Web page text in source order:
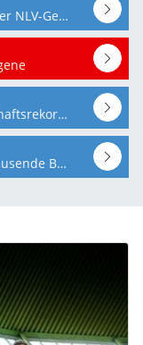
Ein Abschied und neue Gesichter in der NLV-Geschäftsstelle
Jean Paul Bredau kratzt am Meisterschaftsrekord und Kira Wittmann springt 14,14m
FINALS 2026: Stabhochsprung lockt Tausende Besucher*innen an